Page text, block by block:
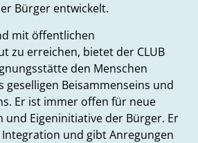
Bürger entwickelt.
mit öffentlichen
zu erreichen, bietet der CLUB
den Menschen
geselligen Beisammenseins und
Er ist immer offen für neue
und Eigeninitiative der Bürger. Er
und gibt Anregungen